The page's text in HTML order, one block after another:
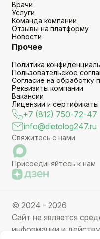
Врачи
Услуги
Команда компании
Отзывы на платформу
Новости
Прочее
Политика
Пользовательское
Согласие на обработку
Реквизиты компании
Вакансии
Лицензии и сертификаты
+7 (812) 750-72-47
info@dietolog247.ru
Свяжитесь с нами
Присоединяйтесь к нам
© 2024 - 2026
Сайт не является
информации и